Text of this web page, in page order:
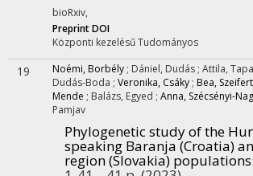
bioRxiv,
Preprint DOI
Központi kezelésűTudományos
19 Noémi, Borbély ; Dániel, Dudás ; Attila,
Dudás-Boda ; Veronika, Csáky ; Bea, Szeifert
Mende ; Balázs, Egyed ; Anna, Szécsényi-
Pamjav
Phylogenetic study of the
speaking Baranja (Croatia)
region (Slovakia) populations